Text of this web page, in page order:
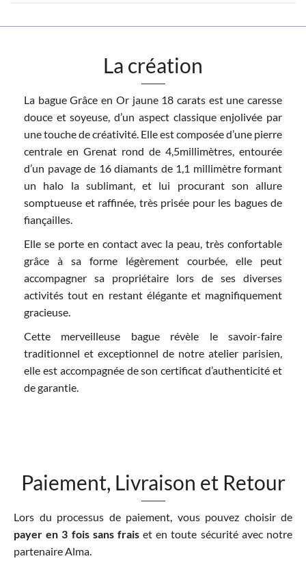
La création
La bague Grâce en Or jaune 18 carats est une caresse
douce et soyeuse, d’un aspect classique enjolivée par
une touche de créativité. Elle est composée d’une pierre
centrale en Grenat rond de 4,5millimètres, entourée
d’un pavage de 16 diamants de 1,1 millimètre formant
un halo la sublimant, et lui procurant son allure
somptueuse et raffinée, très prisée pour les bagues de
fiançailles.
Elle se porte en contact avec la peau, très confortable
grâce à sa forme légèrement courbée, elle peut
accompagner sa propriétaire lors de ses diverses
activités tout en restant élégante et magnifiquement
gracieuse.
Cette merveilleuse bague révèle le savoir-faire
traditionnel et exceptionnel de notre atelier parisien,
elle est accompagnée de son certificat d’authenticité et
de garantie.
Paiement, Livraison et Retour
Lors du processus de paiement, vous pouvez choisir de
payer en 3 fois sans fraiset en toute sécurité avec notre
partenaire Alma.